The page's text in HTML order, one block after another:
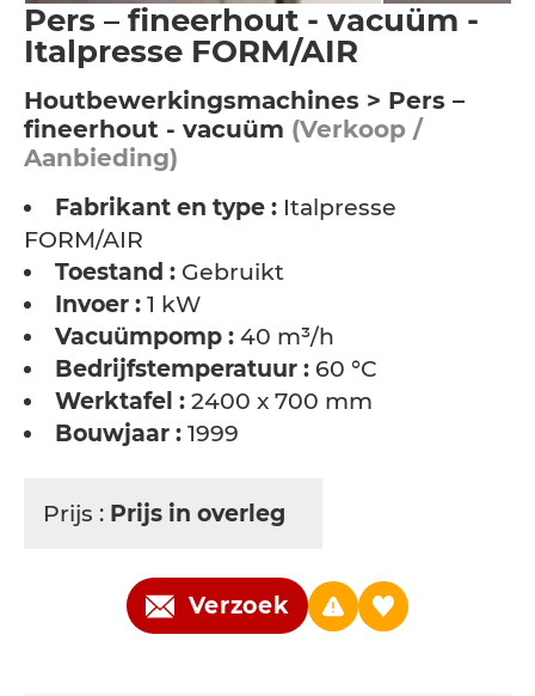
Pers – fineerhout - vacuüm -
Italpresse FORM/AIR
Houtbewerkingsmachines > Pers –
fineerhout - vacuüm (Verkoop /
Aanbieding)
Fabrikant en type : Italpresse
FORM/AIR
Toestand : Gebruikt
Invoer : 1 kW
Vacuümpomp : 40 m³/h
Bedrijfstemperatuur : 60 °C
Werktafel : 2400 x 700 mm
Bouwjaar : 1999
Prijs : Prijs in overleg
Verzoek